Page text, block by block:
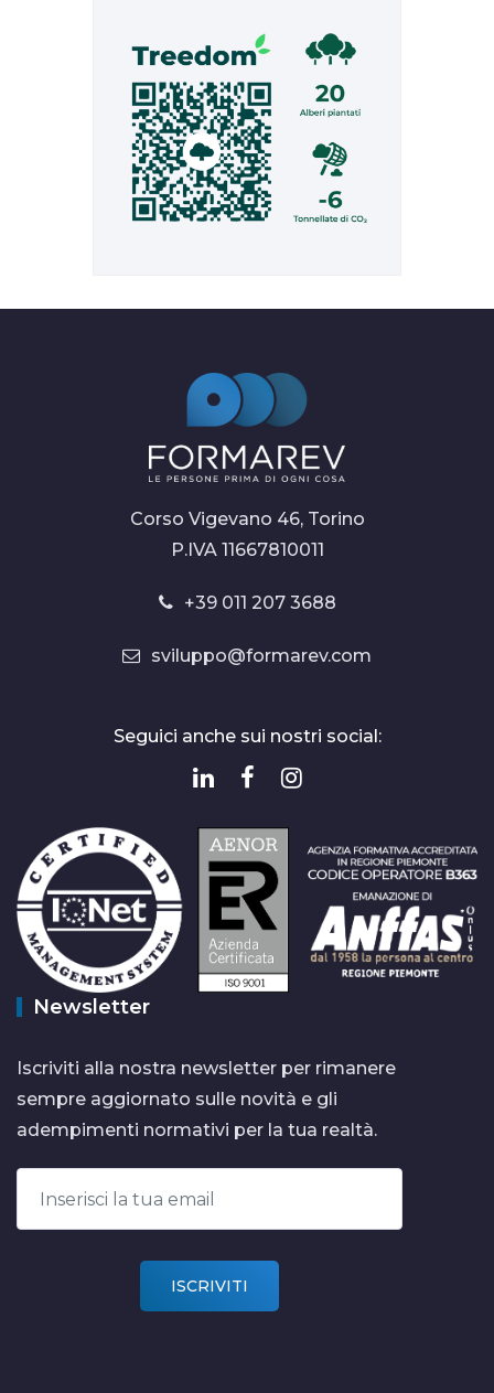
Corso Vigevano 46, Torino
P.IVA 11667810011
+39 011 207 3688
sviluppo@formarev.com
Seguici anche sui nostri social:
Newsletter
Iscriviti alla nostra newsletter per rimanere
sempre aggiornato sulle novità e gli
adempimenti normativi per la tua realtà.